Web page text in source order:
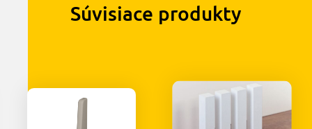
Súvisiace produkty